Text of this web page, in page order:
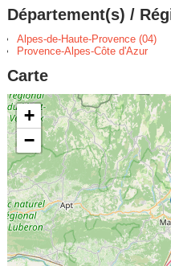
Département(s) /
Alpes-de-Haute-Provence (04)
Provence-Alpes-Côte d'Azur
Carte
+
−